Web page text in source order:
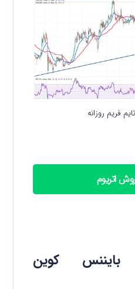
فریم روزانه
اتریوم
کوین